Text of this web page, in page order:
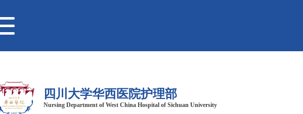
四川大学华西医院护理部
Nursing Department of West China Hospital of Sichuan University